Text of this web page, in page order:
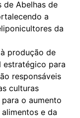
de Abelhas de
a
da
produção de
estratégico para
responsáveis
culturas
o aumento
e da